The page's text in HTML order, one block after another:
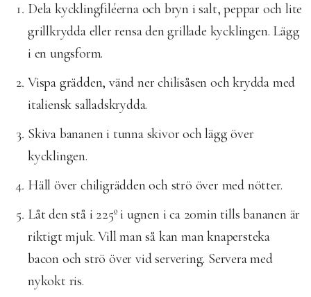
Dela kycklingfiléerna och bryn i salt, peppar och lite
grillkrydda eller rensa den grillade kycklingen. Lägg
i en ungsform.
Vispa grädden, vänd ner chilisåsen och krydda med
italiensk salladskrydda.
Skiva bananen i tunna skivor och lägg över
kycklingen.
Häll över chiligrädden och strö över med nötter.
Låt den stå i 225º i ugnen i ca 20min tills bananen är
riktigt mjuk. Vill man så kan man knapersteka
bacon och strö över vid servering. Servera med
nykokt ris.